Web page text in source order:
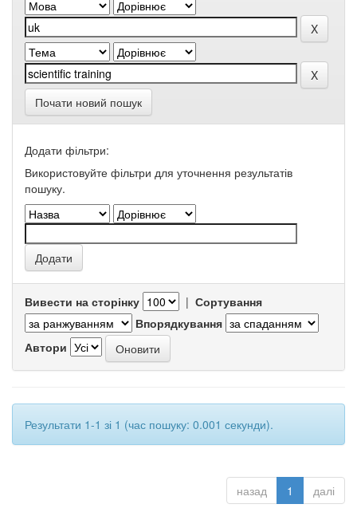
Почати новий пошук
Додати фільтри:
Використовуйте фільтри для уточнення результатів
пошуку.
Вивести на сторінку | Сортування
Впорядкування
Автори
Результати 1-1 зі 1 (час пошуку: 0.001 секунди).
назад 1 далі